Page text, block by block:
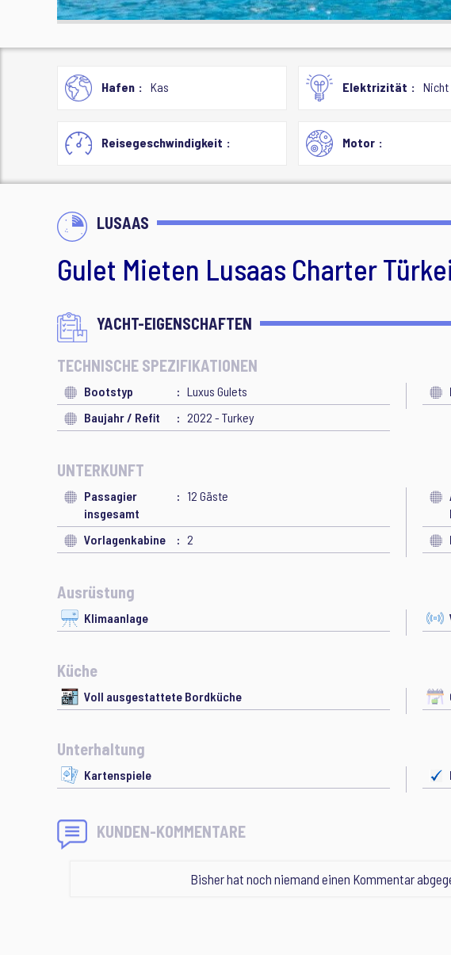
Hafen Kas Elektrizität
Reisegeschwindigkeit Motor
LUSAAS
Gulet Mieten Lusaas Charter
YACHT-EIGENSCHAFTEN
TECHNISCHE SPEZIFIKATIONEN
Bootstyp Luxus Gulets
Baujahr / Refit
2022 - Turkey
UNTERKUNFT
Passagier
insgesamt
12 Gäste
Vorlagenkabine 2
Ausrüstung
Klimaanlage
Küche
Voll ausgestattete Bordküche
Unterhaltung
Kartenspiele
KUNDEN-KOMMENTARE
Bisher hat noch niemand einen Kommentar